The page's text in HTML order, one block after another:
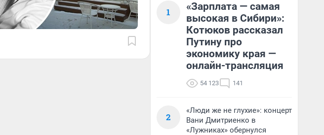
1
«Зарплата — самая
высокая в Сибири»:
Котюков рассказал
Путину про
экономику края —
онлайн-трансляция
54 123 141
2
«Люди же не глухие»: концерт
Вани Дмитриенко в
«Лужниках» обернулся